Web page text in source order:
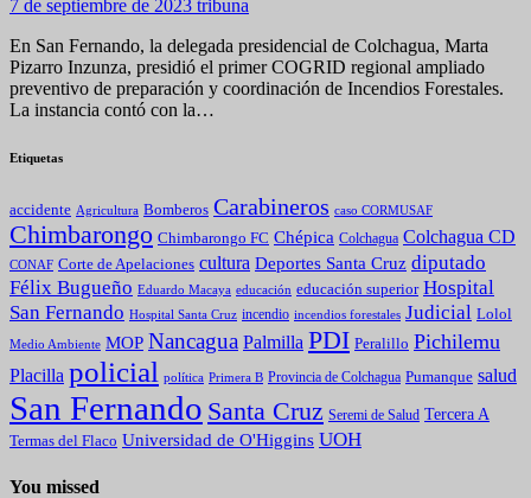
7 de septiembre de 2023 tribuna
En San Fernando, la delegada presidencial de Colchagua, Marta
Pizarro Inzunza, presidió el primer COGRID regional ampliado
preventivo de preparación y coordinación de Incendios Forestales.
La instancia contó con la…
Etiquetas
accidente Agricultura Bomberos Carabineros caso CORMUSAF
Chimbarongo Chimbarongo FC Chépica Colchagua Colchagua CD
CONAF Corte de Apelaciones cultura Deportes Santa Cruz diputado
Félix Bugueño Eduardo Macaya educación educación superior Hospital
San Fernando Hospital Santa Cruz incendio incendios forestales Judicial Lolol
Medio Ambiente MOP Nancagua Palmilla PDI Peralillo Pichilemu
Placilla policial política Primera B Provincia de Colchagua Pumanque salud
San Fernando Santa Cruz Seremi de Salud Tercera A
Termas del Flaco Universidad de O'Higgins UOH
You missed